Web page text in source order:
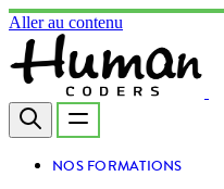
Aller au contenu
NOS FORMATIONS